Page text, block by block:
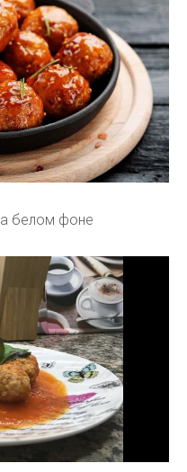
белом фоне